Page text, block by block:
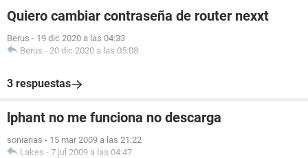
Quiero cambiar contraseña de router nexxt
Berus - 19 dic 2020 a las 04:33
Berus - 20 dic 2020 a las 05:08
3 respuestas
lphant no me funciona no descarga
soniarias - 15 mar 2009 a las 21:22
Lakes - 7 jul 2009 a las 04:47